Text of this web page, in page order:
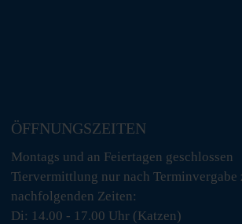
ÖFFNUNGSZEITEN
Montags und an Feiertagen geschlossen
Tiervermittlung nur nach Terminvergabe
nachfolgenden Zeiten:
Di: 14.00 - 17.00 Uhr (Katzen)